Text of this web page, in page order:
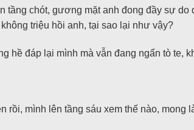
chót, gương mặt anh đong đầy sự
triệu hồi anh, tại sao lại như vậy?
hề đáp lại mình mà vẫn đang ngẩn tò te,
rồi, mình lên tầng sáu xem thế nào, mong